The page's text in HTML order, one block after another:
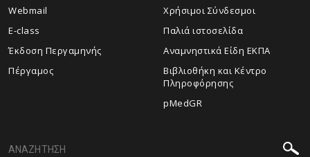
Webmail
E-class
Έκδοση Περγαμηνής
Πέργαμος
Χρήσιμοι Σύνδεσμοι
Παλιά ιστοσελίδα
Αναμνηστικά Είδη ΕΚΠΑ
Βιβλιοθήκη και Κέντρο
Πληροφόρησης
pMedGR